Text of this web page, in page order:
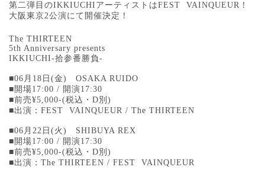
第二弾目のIKKIUCHI アーティストはFEST VAINQUEUR！
大阪東京2公演にて開催決定！
The THIRTEEN
5th Anniversary presents
IKKIUCHI-拾参番勝負 -
■06 月 18 日 (金)
OSAKA RUIDO
■開場17:00 / 開演17:30
■前売¥5,000-(税込・D別)
■出演： FEST VAINQUEUR / The THIRTEEN
■06 月 22 日 ( 火 )
SHIBUYA REX
■開場17:00 / 開演17:30
■前売¥5,000-(税込・D別)
■出演：The THIRTEEN / FEST VAINQUEUR